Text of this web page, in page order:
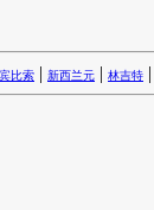
比索 | 新西兰元 | 林吉特 |